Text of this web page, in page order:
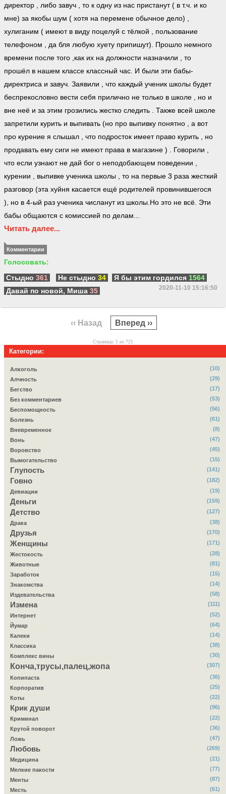
директор , либо завуч , то к одну из нас пристанут ( в т.ч. и ко
мне) за якобы шум ( хотя на перемене обычное дело) ,
хулиганим ( имеют в виду поцелуй с тёлкой , пользование
телефоном , да бля любую хуету припишут). Прошло немного
времени после того ,как их на должности назначили , то
прошёл в нашем классе классный час. И были эти бабы-
директриса и завуч. Заявили , что каждый ученик школы будет
беспрекословно вести себя прилично не только в школе , но и
вне неё и за этим грозились жестко следить . Также всей школе
запретили курить и выпивать (но про выпивку понятно , а вот
про курение я слышал , что подросток имеет право курить , но
продавать ему сиги не имеют права в магазине ) . Говорили ,
что если узнают не дай бог о неподобающем поведении ,
курении , выпивке ученика школы , то на первые 3 раза жесткий
разговор (эта хуйня касается ещё родителей провинившегося
), но в 4-ый раз ученика числанут из школы.Но это не всё. Эти
бабы общаются с комиссией по делам...
Читать далее...
Комментарии
Голосовать:
Стыдно 361 Не стыдно 34 Я бы этим гордился 1564
Давай по новой, Миша 35 2020-11-10 15:16:50
‹‹ Назад Вперед ››
Страница: 1 из 721
Категории:
Алкоголь
(10)
Алчность
(29)
Бегство
(17)
Без комментариев
(53)
Беспомощность
(56)
Болезнь
(61)
Вневременное
(8)
Вонь
(47)
Воровство
(45)
Вымогательство
(15)
Глупость (141)
Говно
(182)
Девиации
(19)
Деньги (159)
Детство
(127)
Драка
(38)
Друзья (170)
Женщины
(171)
Жестокость
(28)
Животные
(81)
Заработок
(15)
Знакомства
(14)
Издевательства
(58)
Измена
(111)
Интернет
(52)
Йумар
(64)
Калеки
(14)
Классика
(38)
Комплекс вины
(30)
Конча,трусы,палец,жопа (307)
Копипаста
(36)
Корпоратив
(25)
Коты
(22)
Крик души
(96)
Криминал
(22)
Крутой поворот
(36)
Ложь
(47)
Любовь
(269)
Медицина
(21)
Мелкие пакости
(77)
Менты
(87)
Месть
(61)